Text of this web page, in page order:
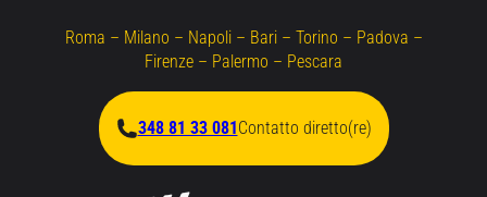
Roma – Milano – Napoli – Bari – Torino – Padova –
Firenze – Palermo – Pescara
348 81 33 081Contatto diretto(re)